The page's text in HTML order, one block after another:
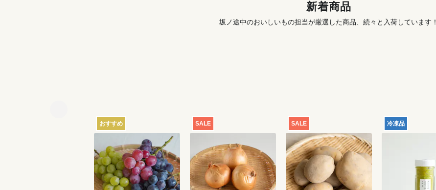
新着商品
坂ノ途中のおいしいもの担当が厳選した商品、続々と入荷しています！
おすすめ
【産地直送】葡萄畑ふく
じろうのふぞろい濃厚ぶ
どう 1.6kg
送料込 6,750円
SALE
【特別価格】玉ねぎ 1kg
700円
SALE
【特別価格】じゃがいも
（品種おまかせ） 1kg
700円
冷凍品